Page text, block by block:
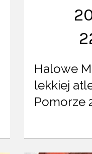
Halowe
lekkiej
Pomorze